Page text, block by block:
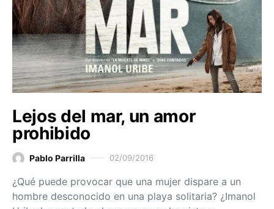
Lejos del mar, un amor
prohibido
Pablo Parrilla 02/09/2016
¿Qué puede provocar que una mujer dispare a un
hombre desconocido en una playa solitaria? ¿Imanol